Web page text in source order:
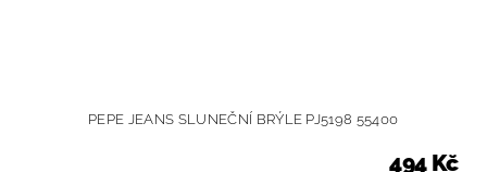
PEPE JEANS SLUNEČNÍ BRÝLE PJ5198 55400
494 Kč